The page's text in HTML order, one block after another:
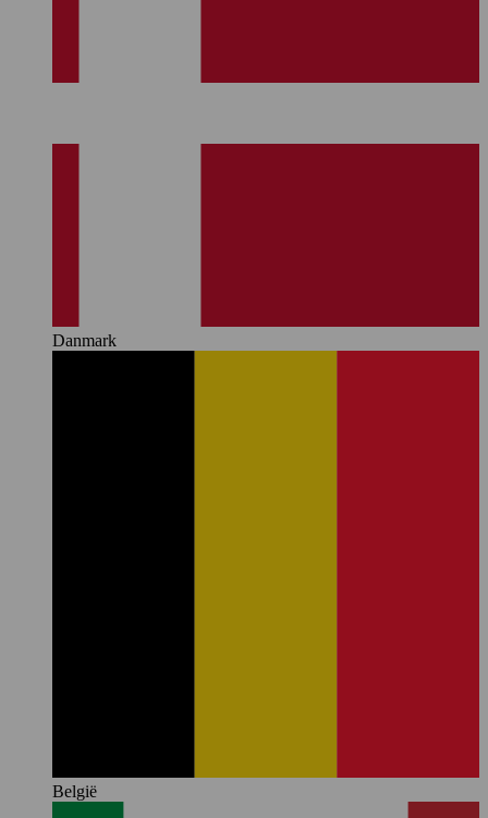
Danmark
België